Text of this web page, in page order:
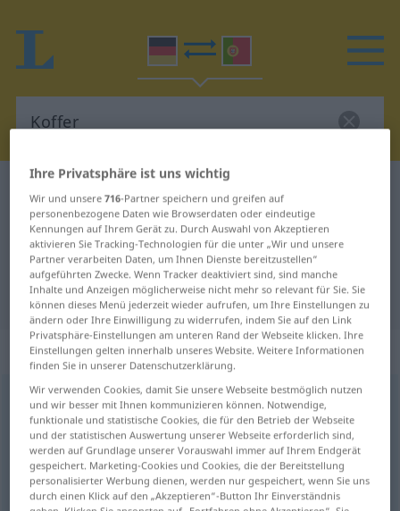
Deutsch-Portugiesisch
Übersetzung für "Koffer"
"Koffer" Portugiesisch Übersetzung
„Koffer“: Maskulinum
Koffer [ˈkɔfər]m
Übersicht aller Übersetzungen
(Für mehr Details die Übersetzung anklicken/antippen)
mala, mala de mão
Ihre Privatsphäre ist uns wichtig
Wir und unsere716-Partner speichern und greifen auf
personenbezogene Daten wie Browserdaten oder eindeutige
Kennungen auf Ihrem Gerät zu. Durch Auswahl von Akzeptieren
aktivieren Sie Tracking-Technologien für die unter „Wir und unsere
Partner verarbeiten Daten, um Ihnen Dienste bereitzustellen“
aufgeführten Zwecke. Wenn Tracker deaktiviert sind, sind manche
Inhalte und Anzeigen möglicherweise nicht mehr so relevant für Sie. Sie
können dieses Menü jederzeit wieder aufrufen, um Ihre Einstellungen zu
ändern oder Ihre Einwilligung zu widerrufen, indem Sie auf den Link
Privatsphäre-Einstellungen am unteren Rand der Webseite klicken. Ihre
Einstellungen gelten innerhalb unseres Website. Weitere Informationen
finden Sie in unserer Datenschutzerklärung.
Wir verwenden Cookies, damit Sie unsere Webseite bestmöglich nutzen
und wir besser mit Ihnen kommunizieren können. Notwendige,
funktionale und statistische Cookies, die für den Betrieb der Webseite
und der statistischen Auswertung unserer Webseite erforderlich sind,
werden auf Grundlage unserer Vorauswahl immer auf Ihrem Endgerät
gespeichert. Marketing-Cookies und Cookies, die der Bereitstellung
personalisierter Werbung dienen, werden nur gespeichert, wenn Sie uns
durch einen Klick auf den „Akzeptieren“-Button Ihr Einverständnis